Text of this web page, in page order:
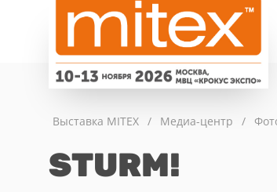
Выставка MITEX / Медиа-центр /
STURM!